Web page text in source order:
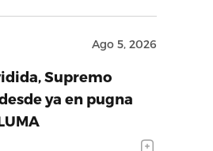
Ago 5, 2026
Supremo
ya en pugna